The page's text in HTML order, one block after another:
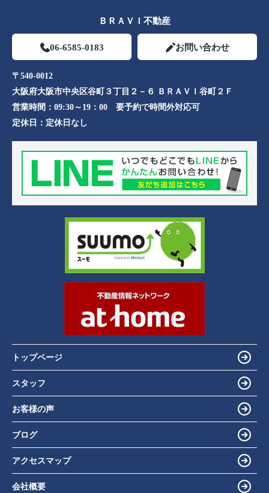
ＢＲＡＶＩ不動産
06-6585-0183 お問い合わせ
〒540-0012
大阪府大阪市中央区谷町３丁目２－６ ＢＲＡＶＩ谷町２Ｆ
営業時間： 09:30～19：00 要予約で時間外対応可
定休日： 定休日なし
トップページ
スタッフ
お客様の声
ブログ
アクセスマップ
会社概要